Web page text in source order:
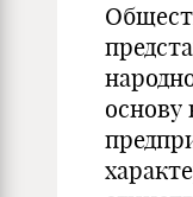
основу